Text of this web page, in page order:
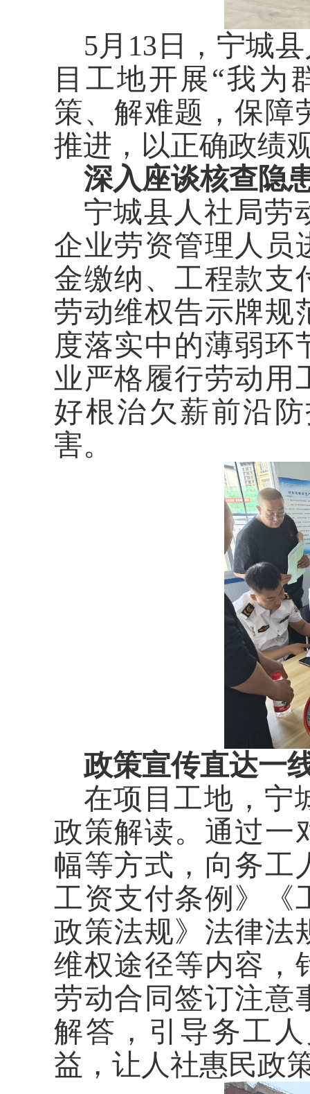
5月13日，宁城
目工地开展“我为
策、解难题，保障
推进，以正确政绩
深入座谈核查隐
宁城县人社局劳
企业劳资管理人员
金缴纳、工程款支
劳动维权告示牌规
度落实中的薄弱环
业严格履行劳动用
好根治欠薪前沿
害。
政策宣传直达一
在项目工地，宁
政策解读。通过一
幅等方式，向务工
工资支付条例》《
政策法规》法律法
维权途径等内容，
劳动合同签订注意
解答，引导务工
益，让人社惠民政